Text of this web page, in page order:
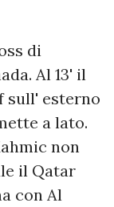
di
Al 13' il
sull' esterno
a lato.
non
il Qatar
con Al